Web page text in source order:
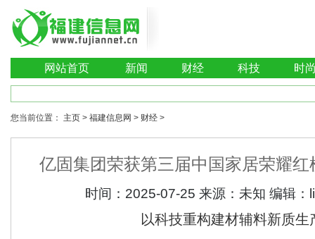
网站首页 新闻 财经 科技 时
您当前位置： 主页 > 福建信息网 > 财经 >
亿固集团荣获第三届中国家居荣耀红
时间： 2025-07-25 来源： 未知 编辑：
以科技重构建材辅料新质生